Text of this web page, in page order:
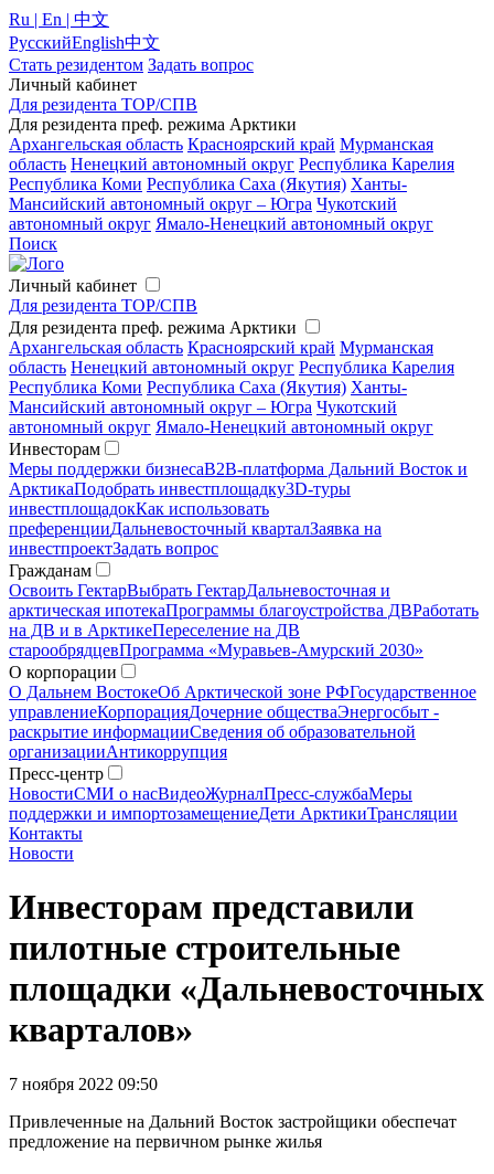
Ru | En | 中文
РусскийEnglish中文
Стать резидентом Задать вопрос
Личный кабинет
Для резидента ТОР/СПВ
Для резидента преф. режима Арктики
Архангельская область Красноярский край Мурманская
область Ненецкий автономный округ Республика Карелия
Республика Коми Республика Саха (Якутия) Ханты-
Мансийский автономный округ – Югра Чукотский
автономный округ Ямало-Ненецкий автономный округ
Поиск
Личный кабинет
Для резидента ТОР/СПВ
Для резидента преф. режима Арктики
Архангельская область Красноярский край Мурманская
область Ненецкий автономный округ Республика Карелия
Республика Коми Республика Саха (Якутия) Ханты-
Мансийский автономный округ – Югра Чукотский
автономный округ Ямало-Ненецкий автономный округ
Инвесторам
Меры поддержки бизнесаB2B-платформа Дальний Восток и
АрктикаПодобрать инвестплощадку3D-туры
инвестплощадокКак использовать
преференцииДальневосточный кварталЗаявка на
инвестпроектЗадать вопрос
Гражданам
Освоить ГектарВыбрать ГектарДальневосточная и
арктическая ипотекаПрограммы благоустройства ДВРаботать
на ДВ и в АрктикеПереселение на ДВ
старообрядцевПрограмма «Муравьев-Амурский 2030»
О корпорации
О Дальнем ВостокеОб Арктической зоне РФГосударственное
управлениеКорпорацияДочерние обществаЭнергосбыт -
раскрытие информацииСведения об образовательной
организацииАнтикоррупция
Пресс-центр
НовостиСМИ о насВидеоЖурналПресс-службаМеры
поддержки и импортозамещениеДети АрктикиТрансляции
Контакты
Новости
Инвесторам представили
пилотные строительные
площадки «Дальневосточных
кварталов»
7 ноября 2022 09:50
Привлеченные на Дальний Восток застройщики обеспечат
предложение на первичном рынке жилья